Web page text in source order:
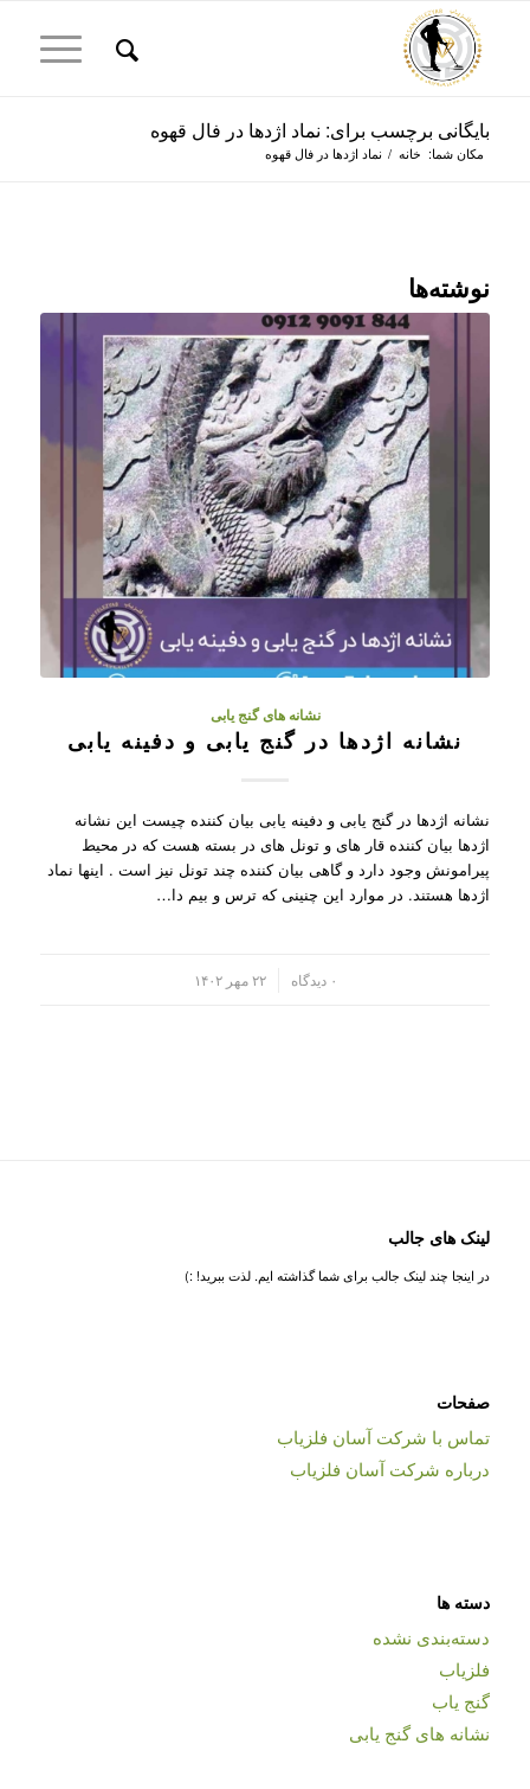
بایگانی برچسب برای: نماد اژدها در فال قهوه
مکان شما: خانه / نماد اژدها در فال قهوه
نوشته‌ها
نشانه های گنج یابی
نشانه اژدها در گنج یابی و دفینه یابی
نشانه اژدها در گنج یابی و دفینه یابی بیان کننده چیست این نشانه
اژدها بیان کننده قار های و تونل های در بسته هست که در محیط
پیرامونش وجود دارد و گاهی بیان کننده چند تونل نیز است . اینها نماد
اژدها هستند. در موارد این چنینی که ترس و بیم دا…
۰ دیدگاه ۲۲ مهر ۱۴۰۲
لینک های جالب
در اینجا چند لینک جالب برای شما گذاشته ایم. لذت ببرید! :)
صفحات
تماس با شرکت آسان فلزیاب
درباره شرکت آسان فلزیاب
دسته ها
دسته‌بندی نشده
فلزیاب
گنج یاب
نشانه های گنج یابی